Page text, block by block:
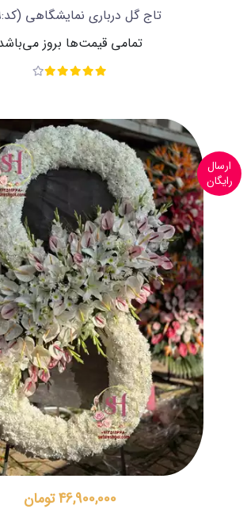
تاج گل درباری نمایشگاهی (کد:289)
تمامی قیمت‌ها بروز
ارسال
رایگان
46,900,000 تومان